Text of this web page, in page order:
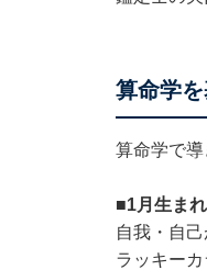
算命学
算命学で導
■1月生ま
自我・自
ラッキー